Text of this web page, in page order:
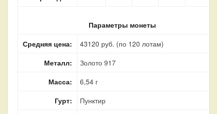
Параметры монеты
Средняя цена:
43120 руб. (по 120 лотам)
Металл:
Золото 917
Масса:
6,54 г
Гурт:
Пунктир